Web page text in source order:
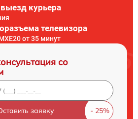
курьера
телевизора
от 35 минут
со
заявку